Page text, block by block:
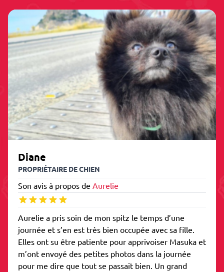
Diane
PROPRIÉTAIRE DE CHIEN
Son avis à propos de Aurelie
Aurelie a pris soin de mon spitz le temps d’une
journée et s’en est très bien occupée avec sa fille.
Elles ont su être patiente pour apprivoiser Masuka et
m’ont envoyé des petites photos dans la journée
pour me dire que tout se passait bien. Un grand